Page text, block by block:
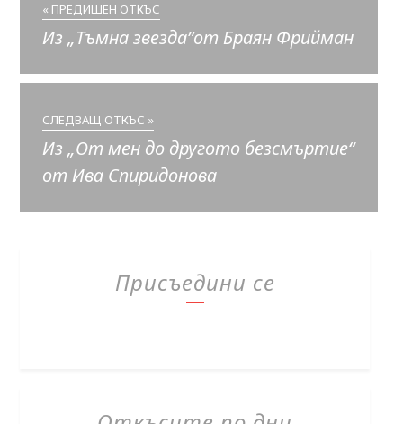
« ПРЕДИШЕН ОТКЪС
Из „Тъмна звезда”от Браян Фрийман
СЛЕДВАЩ ОТКЪС »
Из „От мен до другото безсмъртие“
от Ива Спиридонова
Присъедини се